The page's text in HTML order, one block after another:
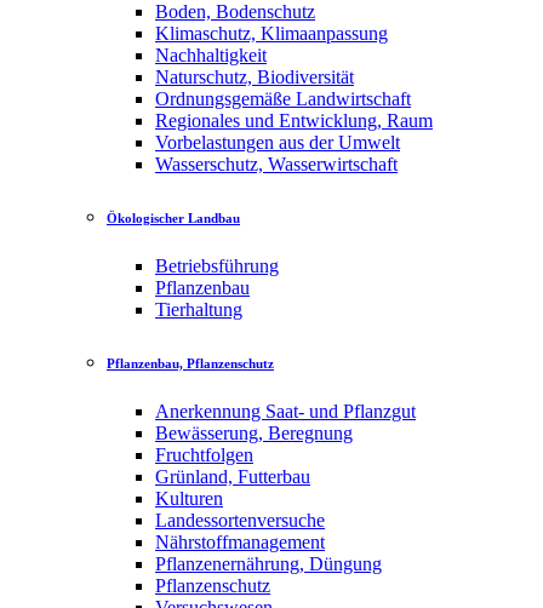
Boden, Bodenschutz
Klimaschutz, Klimaanpassung
Nachhaltigkeit
Naturschutz, Biodiversität
Ordnungsgemäße Landwirtschaft
Regionales und Entwicklung, Raum
Vorbelastungen aus der Umwelt
Wasserschutz, Wasserwirtschaft
Ökologischer Landbau
Betriebsführung
Pflanzenbau
Tierhaltung
Pflanzenbau, Pflanzenschutz
Anerkennung Saat- und Pflanzgut
Bewässerung, Beregnung
Fruchtfolgen
Grünland, Futterbau
Kulturen
Landessortenversuche
Nährstoffmanagement
Pflanzenernährung, Düngung
Pflanzenschutz